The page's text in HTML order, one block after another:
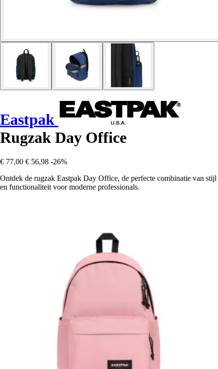
Eastpak
Rugzak Day Office
€ 77,00 € 56,98 -26%
Ontdek de rugzak Eastpak Day Office, de perfecte combinatie van stijl
en functionaliteit voor moderne professionals.